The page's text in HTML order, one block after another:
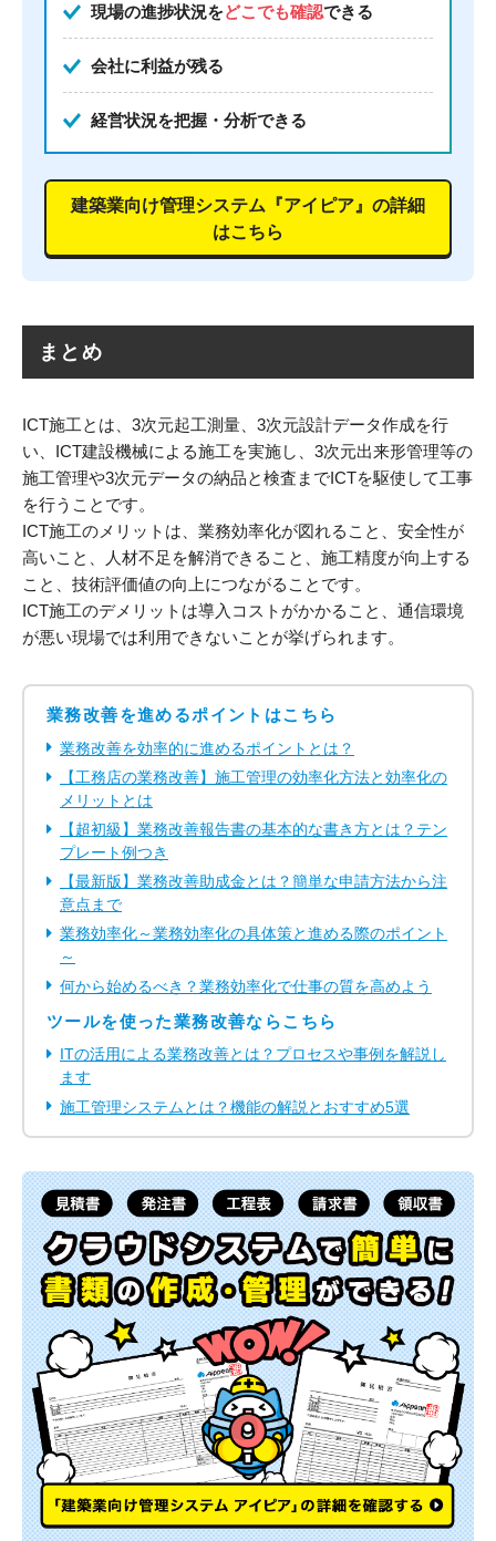
現場の進捗状況をどこでも確認できる
会社に利益が残る
経営状況を把握・分析できる
建築業向け管理システム『アイピア』の詳細
はこちら
まとめ
ICT施工とは、3次元起工測量、3次元設計データ作成を行
い、ICT建設機械による施工を実施し、3次元出来形管理等の
施工管理や3次元データの納品と検査までICTを駆使して工事
を行うことです。
ICT施工のメリットは、業務効率化が図れること、安全性が
高いこと、人材不足を解消できること、施工精度が向上する
こと、技術評価値の向上につながることです。
ICT施工のデメリットは導入コストがかかること、通信環境
が悪い現場では利用できないことが挙げられます。
業務改善を進めるポイントはこちら
業務改善を効率的に進めるポイントとは？
【工務店の業務改善】施工管理の効率化方法と効率化の
メリットとは
【超初級】業務改善報告書の基本的な書き方とは？テン
プレート例つき
【最新版】業務改善助成金とは？簡単な申請方法から注
意点まで
業務効率化～業務効率化の具体策と進める際のポイント
～
何から始めるべき？業務効率化で仕事の質を高めよう
ツールを使った業務改善ならこちら
ITの活用による業務改善とは？プロセスや事例を解説し
ます
施工管理システムとは？機能の解説とおすすめ5選